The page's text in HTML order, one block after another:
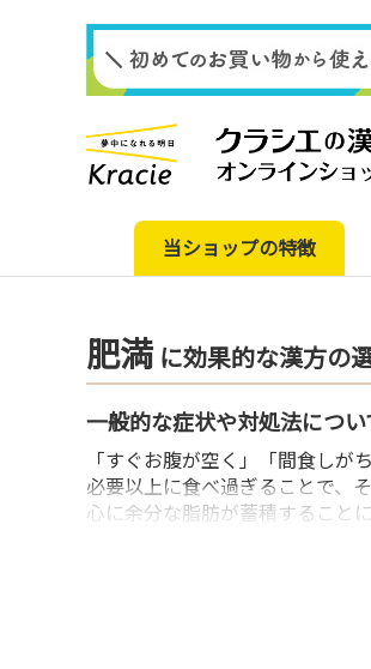
当ショップの特徴
肥満 に効果的な漢方の
一般的な症状や対処法につい
「すぐお腹が空く」「間食しが
必要以上に食べ過ぎることで、
心に余分な脂肪が蓄積することに
肥満を解消するには、「新陳